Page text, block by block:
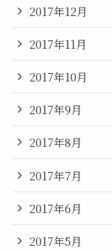
2017年12月
2017年11月
2017年10月
2017年9月
2017年8月
2017年7月
2017年6月
2017年5月